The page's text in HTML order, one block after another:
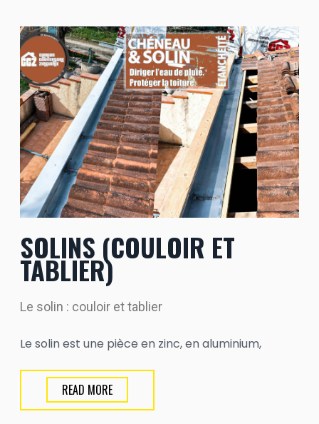
SOLINS (COULOIR ET
TABLIER)
Le solin : couloir et tablier
Le solin est une pièce en zinc, en aluminium,
READ MORE